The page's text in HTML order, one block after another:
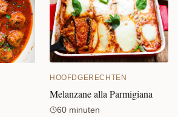
HOOFDGERECHTEN
Melanzane alla Parmigiana
60 minuten